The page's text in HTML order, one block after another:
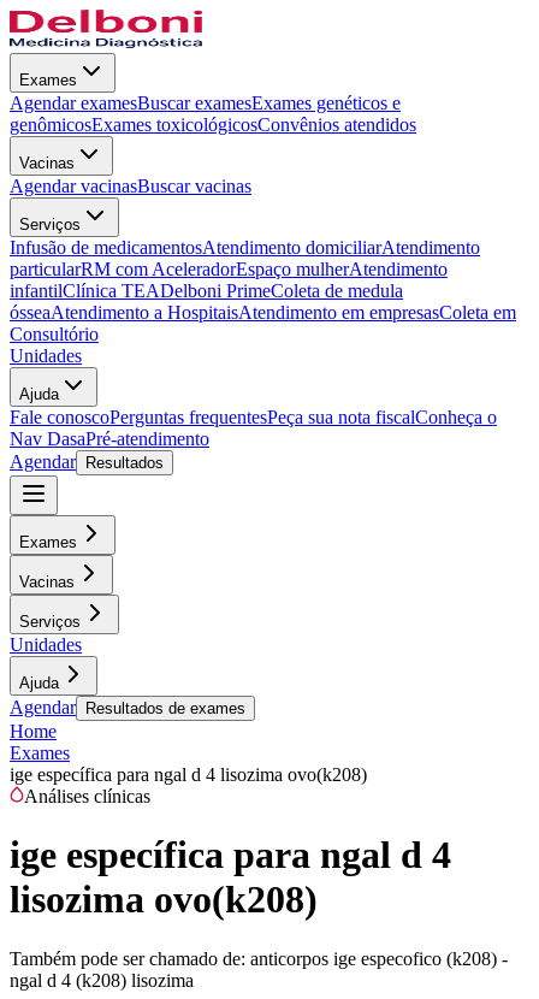
Exames
Agendar examesBuscar examesExames genéticos e
genômicosExames toxicológicosConvênios atendidos
Vacinas
Agendar vacinasBuscar vacinas
Serviços
Infusão de medicamentosAtendimento domiciliarAtendimento
particularRM com AceleradorEspaço mulherAtendimento
infantilClínica TEADelboni PrimeColeta de medula
ósseaAtendimento a HospitaisAtendimento em empresasColeta em
Consultório
Unidades
Ajuda
Fale conoscoPerguntas frequentesPeça sua nota fiscalConheça o
Nav DasaPré-atendimento
Agendar
Resultados
Exames
Vacinas
Serviços
Unidades
Ajuda
Agendar Resultados de exames
Home
Exames
ige específica para ngal d 4 lisozima ovo(k208)
Análises clínicas
ige específica para ngal d 4
lisozima ovo(k208)
Também pode ser chamado de: anticorpos ige especofico (k208) -
ngal d 4 (k208) lisozima